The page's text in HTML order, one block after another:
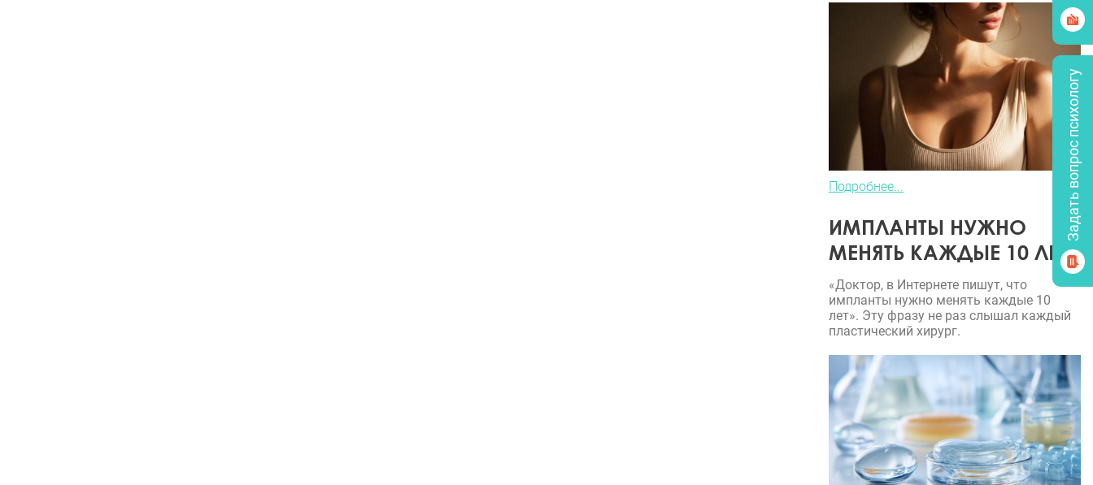
Подробнее...
ИМПЛАНТЫ НУЖНО
МЕНЯТЬ КАЖДЫЕ 10 ЛЕТ?
«Доктор, в Интернете пишут, что
импланты нужно менять каждые 10
лет». Эту фразу не раз слышал каждый
пластический хирург.
Задать вопрос психологу